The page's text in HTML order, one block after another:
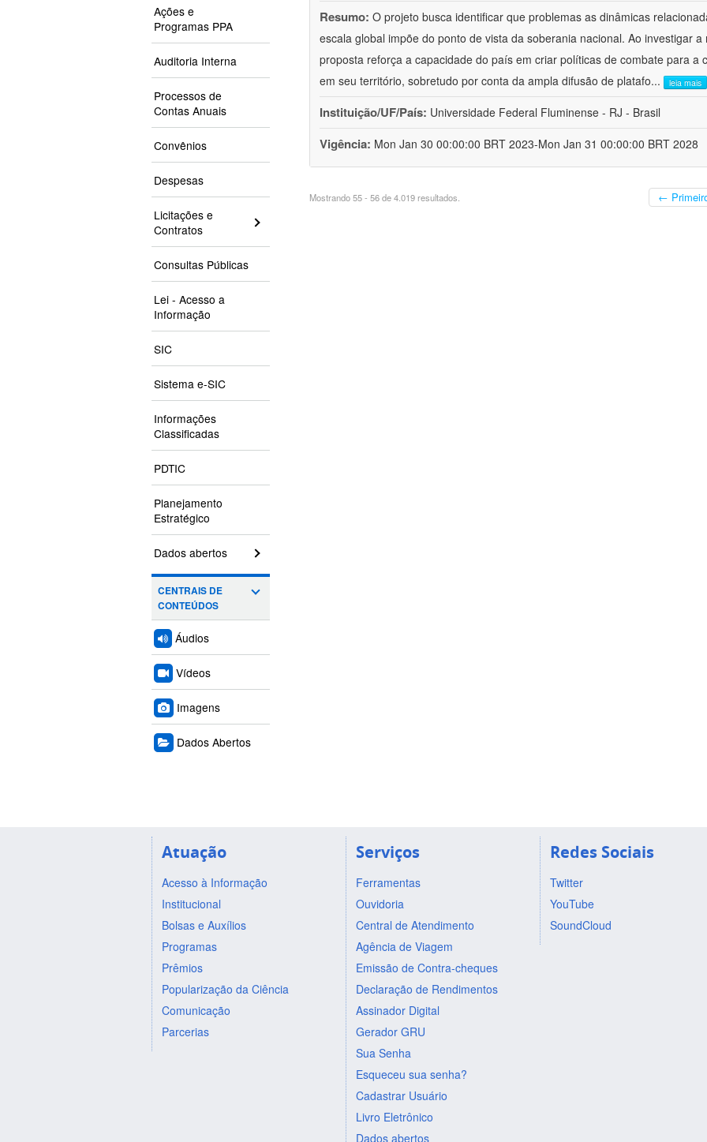
Ações e
Programas PPA
Auditoria Interna
Processos de
Contas Anuais
Convênios
Despesas
Licitações e
Contratos
Consultas Públicas
Lei - Acesso a
Informação
SIC
Sistema e-SIC
Informações
Classificadas
PDTIC
Planejamento
Estratégico
Dados abertos
CENTRAIS DE
CONTEÚDOS
Áudios
Vídeos
Imagens
Dados Abertos
Resumo: O projeto busca identificar que problemas as dinâmicas
escala global impõe do ponto de vista da soberania nacional. Ao investigar
proposta reforça a capacidade do país em criar políticas de combate para a
em seu território, sobretudo por conta da ampla difusão de platafo... leia mais
Instituição/UF/País: Universidade Federal Fluminense - RJ - Brasil
Vigência: Mon Jan 30 00:00:00 BRT 2023-Mon Jan 31 00:00:00 BRT 2028
Mostrando 55 - 56 de 4.019 resultados. ←
Atuação
Acesso à Informação
Institucional
Bolsas e Auxílios
Programas
Prêmios
Popularização da Ciência
Comunicação
Parcerias
Serviços
Ferramentas
Ouvidoria
Central de Atendimento
Agência de Viagem
Emissão de Contra-cheques
Declaração de Rendimentos
Assinador Digital
Gerador GRU
Sua Senha
Esqueceu sua senha?
Cadastrar Usuário
Livro Eletrônico
Dados abertos
Redes Sociais
Twitter
YouTube
SoundCloud